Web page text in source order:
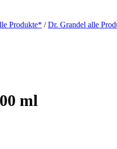
Produkte* /Dr. Grandel alle
ml